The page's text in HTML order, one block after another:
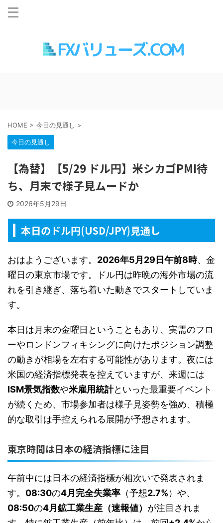
HOME > 今日の見通し >
今日の見通し
【為替】【5/29 ドル円】米シカゴPMI待
ち、月末で様子見ムードか
2026年5月29日
本日のドル円(USD/JPY)見通し
おはようございます。 2026年5月29日午前8時、金
曜日の東京市場です。ドル円は昨晩の海外市場の流
れを引き継ぎ、落ち着いた動きでスタートしていま
す。
本日は月末の金曜日ということもあり、実需のフロ
ーやロンドンフィキシングに向けたポジション調整
の動きが相場を左右する可能性があります。夜には
米国の経済指標発表を控えていますが、来週には
ISM景気指数や米雇用統計といった最重要イベント
が続くため、市場参加者は様子見姿勢を強め、積極
的な取引は手控えられる展開が予想されます。
東京時間は日本の経済指標に注目
午前中には日本の経済指標が相次いで発表されま
す。 08:30の4月完全失業率 （予想2.7%）や、
08:50の4月鉱工業生産（速報値） が注目されま